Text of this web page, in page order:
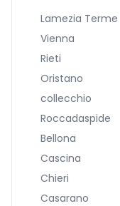
Lamezia Terme
Vienna
Rieti
Oristano
collecchio
Roccadaspide
Bellona
Cascina
Chieri
Casarano